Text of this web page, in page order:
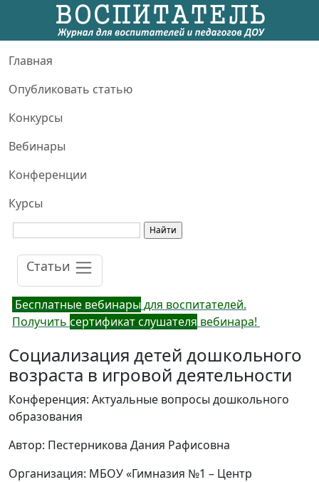
Главная
Опубликовать статью
Конкурсы
Вебинары
Конференции
Курсы
Статьи
Бесплатные вебинарыдля воспитателей.
Получить сертификат слушателя вебинара!
Социализация детей дошкольного
возраста в игровой деятельности
Конференция: Актуальные вопросы дошкольного
образования
Автор: Пестерникова Дания Рафисовна
Организация: МБОУ «Гимназия №1 – Центр